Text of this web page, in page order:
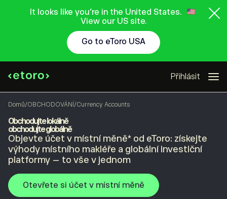
It looks like you're in the United States.
View our US site.
Go to eToro USA
Přihlásit
Domů/OBCHODOVÁNÍ /Currency Accounts
Obchodujte lokálně
obchodujte globálně
Objevte účet v místní měně* od eToro: získejte
výhody místního makléře a globální investiční
platformy – to vše v jednom
Otevřete si účet v místní měně